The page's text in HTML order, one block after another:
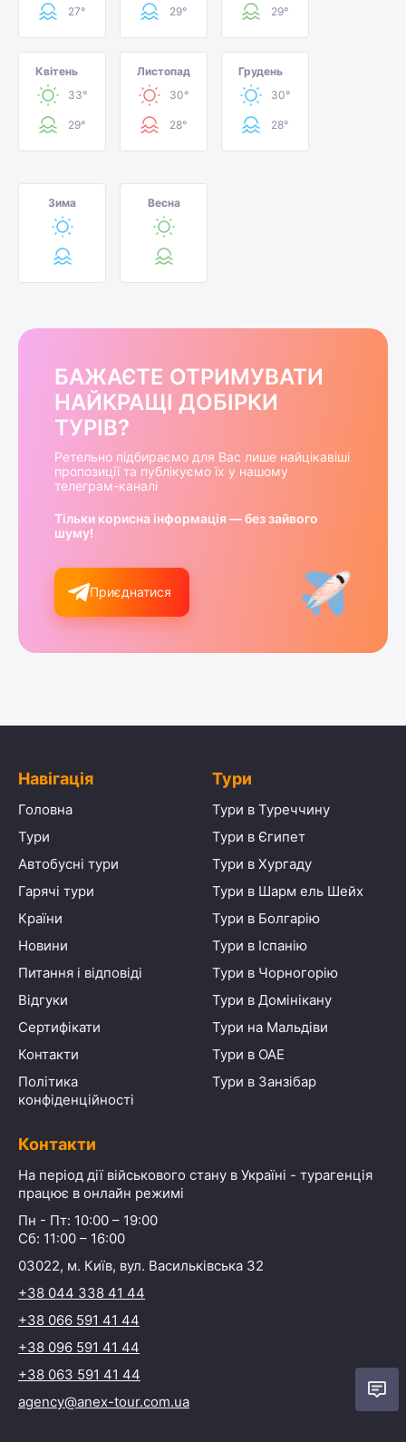
27° 29° 29°
Квітень
33°
29°
Листопад
30°
28°
Грудень
30°
28°
Зима Весна
БАЖАЄТЕ ОТРИМУВАТИ
НАЙКРАЩІ ДОБІРКИ
ТУРІВ?
Ретельно підбираємо для Вас лише найцікавіші
пропозиції та публікуємо їх у нашому
телеграм-каналі
Тільки корисна інформація — без зайвого
шуму!
Приєднатися
Навігація
Головна
Тури
Автобусні тури
Гарячі тури
Країни
Новини
Питання і відповіді
Відгуки
Сертифікати
Контакти
Політика
конфіденційності
Тури
Тури в Туреччину
Тури в Єгипет
Тури в Хургаду
Тури в Шарм ель Шейх
Тури в Болгарію
Тури в Іспанію
Тури в Чорногорію
Тури в Домінікану
Тури на Мальдіви
Тури в ОАЕ
Тури в Занзібар
Контакти
На період дії військового стану в Україні - турагенція
працює в онлайн режимі
Пн - Пт: 10:00 – 19:00
Сб: 11:00 – 16:00
03022, м. Київ, вул. Васильківська 32
+38 044 338 41 44
+38 066 591 41 44
+38 096 591 41 44
+38 063 591 41 44
agency@anex-tour.com.ua